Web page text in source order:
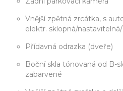
Vnější zpětná zrcátka, s
elektr. sklopná/
Přídavná odrazka (dveře)
Boční skla tónovaná od B-
zabarvené